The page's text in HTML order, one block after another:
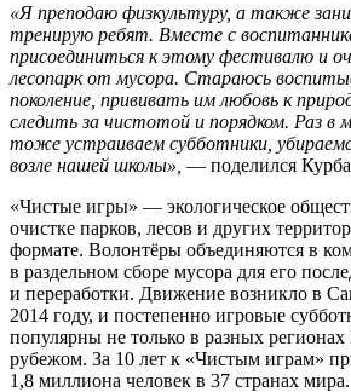
«Я преподаю физкультуру, а также
тренирую ребят. Вместе с
присоединиться к этому фестивалю и
лесопарк от мусора. Стараюсь
поколение, прививать им любовь к
следить за чистотой и порядком. Раз в
тоже устраиваем субботники,
возле нашей школы», — поделился
«Чистые игры» — экологическое
очистке парков, лесов и других
формате. Волонтёры объединяются в
в раздельном сборе мусора для его
и переработки. Движение возникло в
2014 году, и постепенно игровые
популярны не только в разных регионах
рубежом. За 10 лет к «Чистым играм»
1,8 миллиона человек в 37 странах мира.